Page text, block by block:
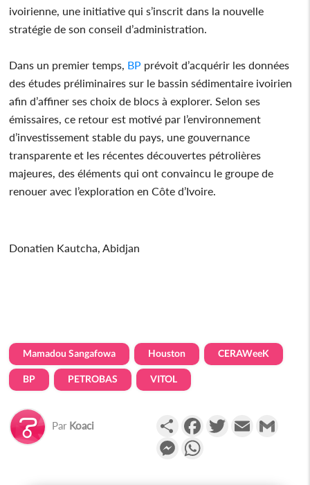
ivoirienne, une initiative qui s’inscrit dans la nouvelle
stratégie de son conseil d’administration.
Dans un premier temps, BP prévoit d’acquérir les données
des études préliminaires sur le bassin sédimentaire ivoirien
afin d’affiner ses choix de blocs à explorer. Selon ses
émissaires, ce retour est motivé par l’environnement
d’investissement stable du pays, une gouvernance
transparente et les récentes découvertes pétrolières
majeures, des éléments qui ont convaincu le groupe de
renouer avec l’exploration en Côte d’Ivoire.
Donatien Kautcha, Abidjan
Mamadou Sangafowa Houston CERAWeeK
BP PETROBAS VITOL
Par Koaci PartagerFacebookTwitterEmail
Messenger